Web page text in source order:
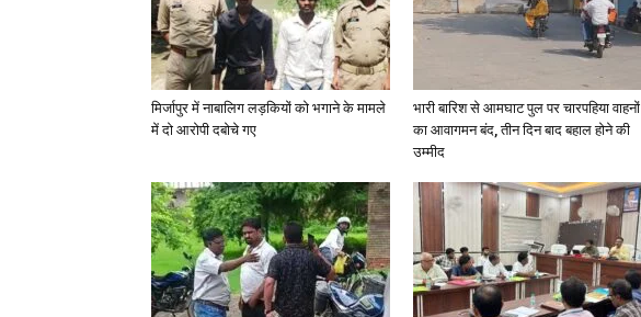
मिर्जापुर में नाबालिग लड़कियों को भगाने के मामले
में दो आरोपी दबोचे गए
भारी बारिश से आमघाट पुल पर चारपहिया वाहनों
का आवागमन बंद, तीन दिन बाद बहाल होने की
उम्मीद